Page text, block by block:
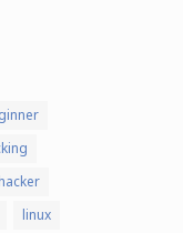
hacker
linux